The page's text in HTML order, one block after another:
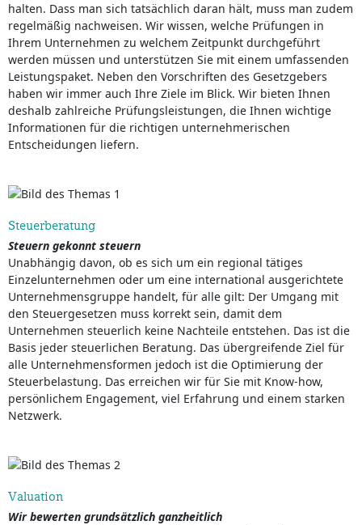
halten. Dass man sich tatsächlich daran hält, muss man zudem
regelmäßig nachweisen. Wir wissen, welche Prüfungen in
Ihrem Unternehmen zu welchem Zeitpunkt durchgeführt
werden müssen und unterstützen Sie mit einem umfassenden
Leistungspaket. Neben den Vorschriften des Gesetzgebers
haben wir immer auch Ihre Ziele im Blick. Wir bieten Ihnen
deshalb zahlreiche Prüfungsleistungen, die Ihnen wichtige
Informationen für die richtigen unternehmerischen
Entscheidungen liefern.
Steuerberatung
Steuern gekonnt steuern
Unabhängig davon, ob es sich um ein regional tätiges
Einzelunternehmen oder um eine international ausgerichtete
Unternehmensgruppe handelt, für alle gilt: Der Umgang mit
den Steuergesetzen muss korrekt sein, damit dem
Unternehmen steuerlich keine Nachteile entstehen. Das ist die
Basis jeder steuerlichen Beratung. Das übergreifende Ziel für
alle Unternehmensformen jedoch ist die Optimierung der
Steuerbelastung. Das erreichen wir für Sie mit Know-how,
persönlichem Engagement, viel Erfahrung und einem starken
Netzwerk.
Valuation
Wir bewerten grundsätzlich ganzheitlich